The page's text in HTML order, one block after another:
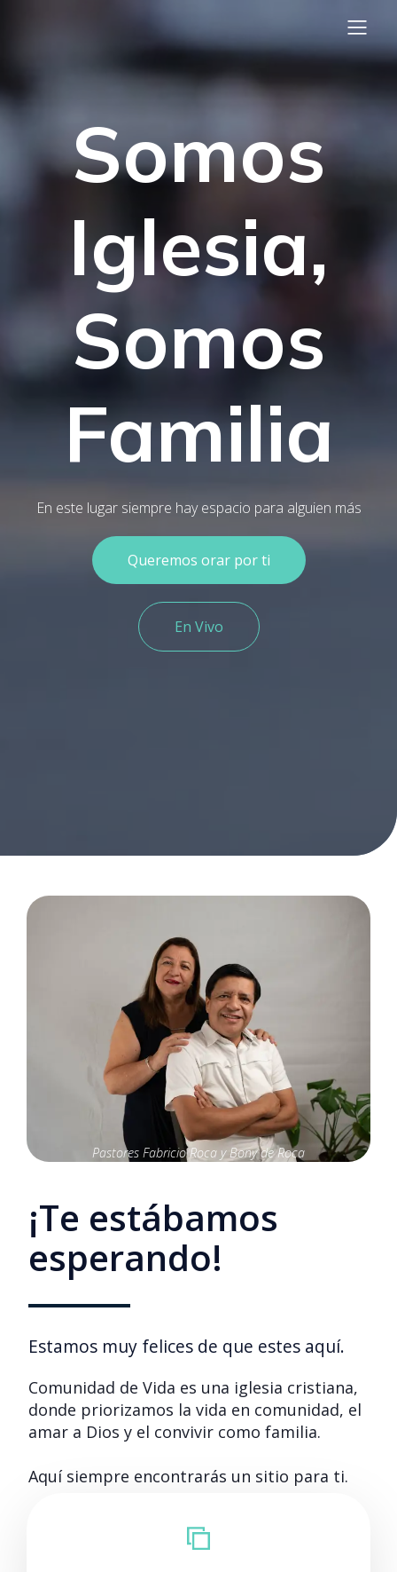
Somos
Iglesia,
Somos
Familia
En este lugar siempre hay espacio para alguien más
Queremos orar por ti
En Vivo
Pastores Fabricio Roca y Bony de Roca
¡Te estábamos
esperando!
Estamos muy felices de que estes aquí.
Comunidad de Vida es una iglesia cristiana,
donde priorizamos la vida en comunidad, el
amar a Dios y el convivir como familia.
Aquí siempre encontrarás un sitio para ti.